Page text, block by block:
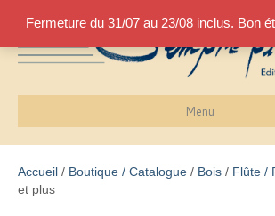
Fermeture du 31/07 au 23/08 inclus. Bon
Menu
Accueil / Boutique / Catalogue / Bois / Flûte /
et plus